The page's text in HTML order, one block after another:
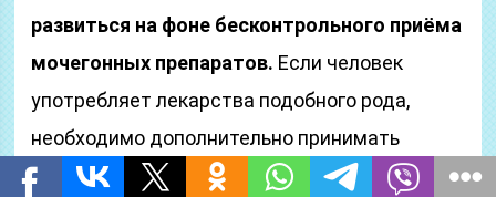
развиться на фоне бесконтрольного приёма
мочегонных препаратов. Если человек
употребляет лекарства подобного рода,
необходимо дополнительно принимать
средства, содержащие калий. Такие